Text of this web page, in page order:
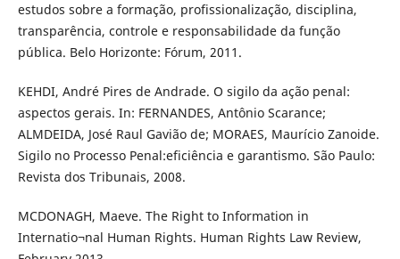
estudos sobre a formação, profissionalização, disciplina,
transparência, controle e responsabilidade da função
pública. Belo Horizonte: Fórum, 2011.
KEHDI, André Pires de Andrade. O sigilo da ação penal:
aspectos gerais. In: FERNANDES, Antônio Scarance;
ALMDEIDA, José Raul Gavião de; MORAES, Maurício Zanoide.
Sigilo no Processo Penal:eficiência e garantismo. São Paulo:
Revista dos Tribunais, 2008.
MCDONAGH, Maeve. The Right to Information in
Internatio¬nal Human Rights. Human Rights Law Review,